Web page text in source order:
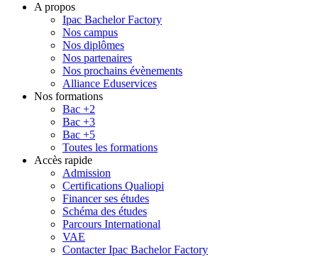
A propos
Ipac Bachelor Factory
Nos campus
Nos diplômes
Nos partenaires
Nos prochains évènements
Alliance Eduservices
Nos formations
Bac +2
Bac +3
Bac +5
Toutes les formations
Accès rapide
Admission
Certifications Qualiopi
Financer ses études
Schéma des études
Parcours International
VAE
Contacter Ipac Bachelor Factory